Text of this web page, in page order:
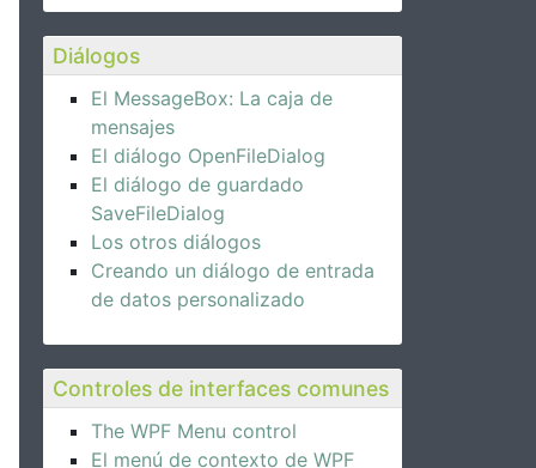
Diálogos
El MessageBox: La caja de
mensajes
El diálogo OpenFileDialog
El diálogo de guardado
SaveFileDialog
Los otros diálogos
Creando un diálogo de entrada
de datos personalizado
Controles de interfaces comunes
The WPF Menu control
El menú de contexto de WPF